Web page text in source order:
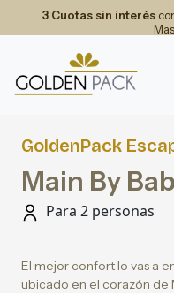
3 Cuotas sin interés
GoldenPack
Main By
Para 2 personas
El mejor confort lo vas a
ubicado en el corazón de